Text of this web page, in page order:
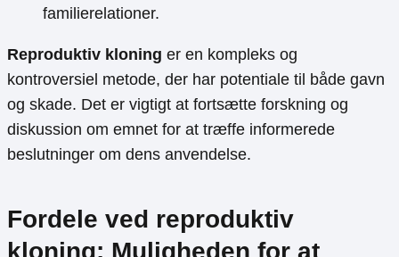
familierelationer.
Reproduktiv kloning er en kompleks og
kontroversiel metode, der har potentiale til både gavn
og skade. Det er vigtigt at fortsætte forskning og
diskussion om emnet for at træffe informerede
beslutninger om dens anvendelse.
Fordele ved reproduktiv
kloning: Muligheden for at